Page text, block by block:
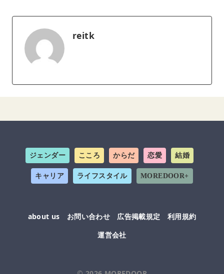
reitk
ジェンダー こころ からだ 恋愛 結婚
キャリア ライフスタイル MOREDOOR+
about us お問い合わせ 広告掲載規定
利用規約
運営会社